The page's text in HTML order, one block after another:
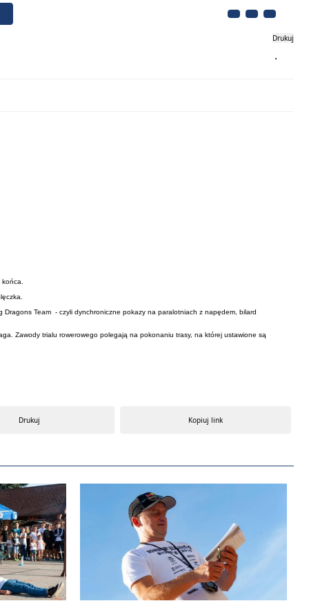
Drukuj
Dragons Team​ - czyli dynchroniczne pokazy na paralotniach z napędem, bilard
Zawody trialu rowerowego polegają na pokonaniu trasy, na której ustawione są
Drukuj Kopiuj link